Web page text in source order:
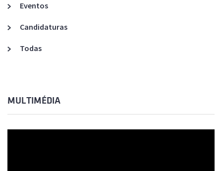
Eventos
Candidaturas
Todas
MULTIMÉDIA